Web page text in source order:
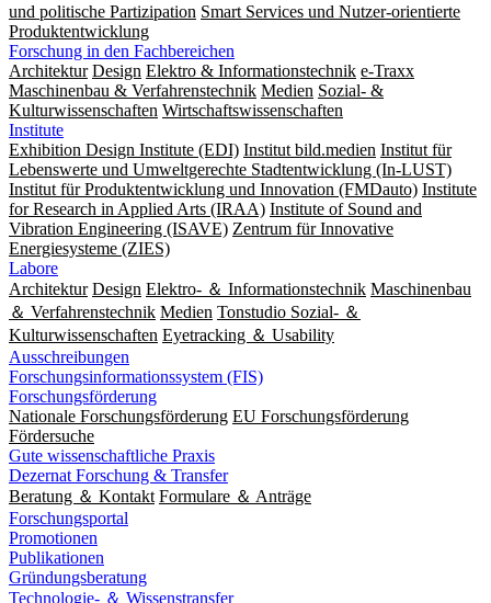
und politische Partizipation Smart Services und Nutzer-orientierte
Produktentwicklung
Forschung in den Fachbereichen
Architektur Design Elektro & Informationstechnik e-Traxx
Maschinenbau & Verfahrenstechnik Medien Sozial- &
Kulturwissenschaften Wirtschaftswissenschaften
Institute
Exhibition Design Institute (EDI) Institut bild.medien Institut für
Lebenswerte und Umweltgerechte Stadtentwicklung (In-LUST)
Institut für Produktentwicklung und Innovation (FMDauto) Institute
for Research in Applied Arts (IRAA) Institute of Sound and
Vibration Engineering (ISAVE) Zentrum für Innovative
Energiesysteme (ZIES)
Labore
Architektur Design Elektro- ＆ Informationstechnik Maschinenbau
＆ Verfahrenstechnik Medien Tonstudio Sozial- ＆
Kulturwissenschaften Eyetracking ＆ Usability
Ausschreibungen
Forschungsinformationssystem (FIS)
Forschungsförderung
Nationale Forschungsförderung EU Forschungsförderung
Fördersuche
Gute wissenschaftliche Praxis
Dezernat Forschung & Transfer
Beratung ＆ Kontakt Formulare ＆ Anträge
Forschungsportal
Promotionen
Publikationen
Gründungsberatung
Technologie- ＆ Wissenstransfer